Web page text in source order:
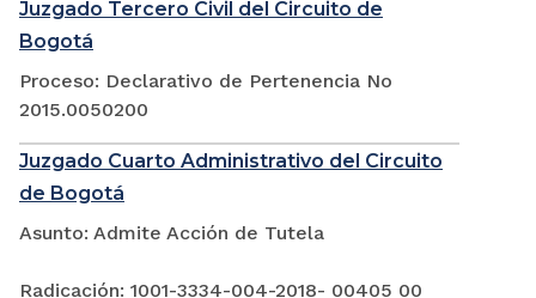
Juzgado Tercero Civil del Circuito de
Bogotá
Proceso: Declarativo de Pertenencia No
2015.0050200
Juzgado Cuarto Administrativo del Circuito
de Bogotá
Asunto: Admite Acción de Tutela
Radicación: 1001-3334-004-2018- 00405 00